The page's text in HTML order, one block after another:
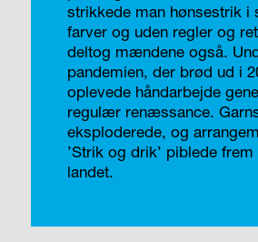
strikkede man hønsestrik i
farver og uden regler og
deltog mændene også.
pandemien, der brød ud i
oplevede håndarbejde
regulær renæssance.
eksploderede, og
’Strik og drik’ piblede
landet.